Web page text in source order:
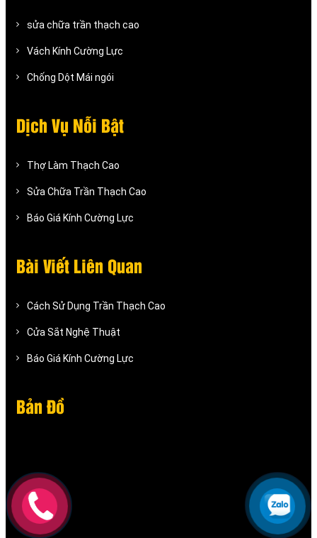
sửa chữa trần thạch cao
Vách Kính Cường Lực
Chống Dột Mái ngói
Dịch Vụ Nỗi Bật
Thợ Làm Thạch Cao
Sửa Chữa Trần Thạch Cao
Báo Giá Kính Cường Lực
Bài Viết Liên Quan
Cách Sử Dụng Trần Thạch Cao
Cửa Sắt Nghệ Thuật
Báo Giá Kính Cường Lực
Bản Đồ